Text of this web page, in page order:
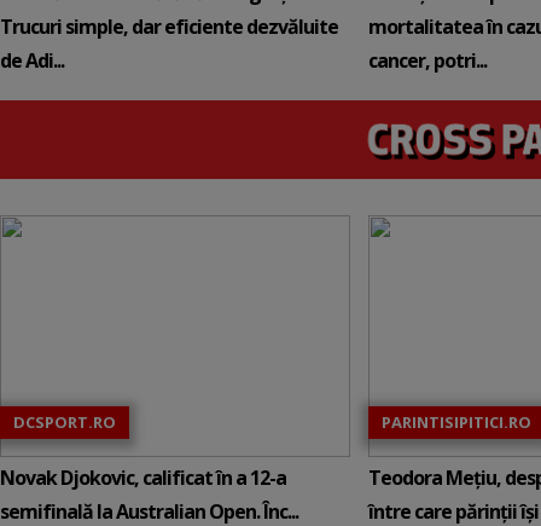
Trucuri simple, dar eficiente dezvăluite
de Adi...
mortalitatea în
cancer, potri...
DCSPORT.RO
Novak Djokovic, calificat în a 12-a
semifinală la Australian Open. Înc...
PARINTISIPITICI.RO
Teodora Mețiu,
între care părinții își